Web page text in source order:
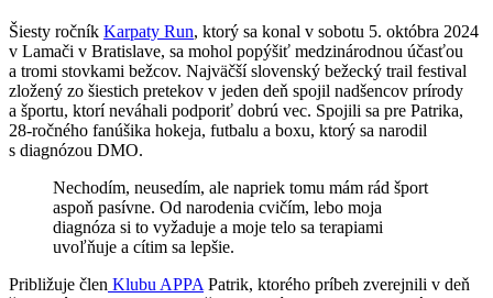
Šiesty ročník Karpaty Run, ktorý sa konal v sobotu 5. októbra 2024
v Lamači v Bratislave, sa mohol popýšiť medzinárodnou účasťou
a tromi stovkami bežcov. Najväčší slovenský bežecký trail festival
zložený zo šiestich pretekov v jeden deň spojil nadšencov prírody
a športu, ktorí neváhali podporiť dobrú vec. Spojili sa pre Patrika,
28-ročného fanúšika hokeja, futbalu a boxu, ktorý sa narodil
s diagnózou DMO.
Nechodím, neusedím, ale napriek tomu mám rád šport
aspoň pasívne. Od narodenia cvičím, lebo moja
diagnóza si to vyžaduje a moje telo sa terapiami
uvoľňuje a cítim sa lepšie.
Približuje člen Klubu APPA Patrik, ktorého príbeh zverejnili v deň